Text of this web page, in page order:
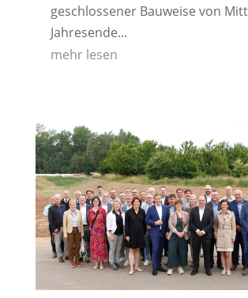
geschlossener Bauweise von
Jahresende...
mehr lesen